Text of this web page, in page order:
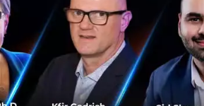
สิ่งนี้ยังไม่มีการเปลี่ยนแปลงไปจาก
ระกาศถึงการนำเทคโนโลยีใหม่ๆ มา
ระชาชนกลับไม่ได้มีการใช้อย่าง